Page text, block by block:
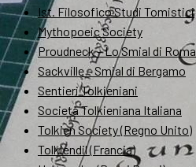
Ist. Filosofico Studi Tomistici
Mythopoeic Society
Proudneck – Lo Smial di Roma
Sackville – Smial di Bergamo
Sentieri Tolkieniani
Società Tolkieniana Italiana
Tolkien Society (Regno Unito)
Tolkiendil (Francia)